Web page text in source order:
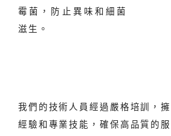
霉菌，防止異味和細菌
滋生。
我們的技術人員經過嚴格培訓，
經驗和專業技能，確保高品質的